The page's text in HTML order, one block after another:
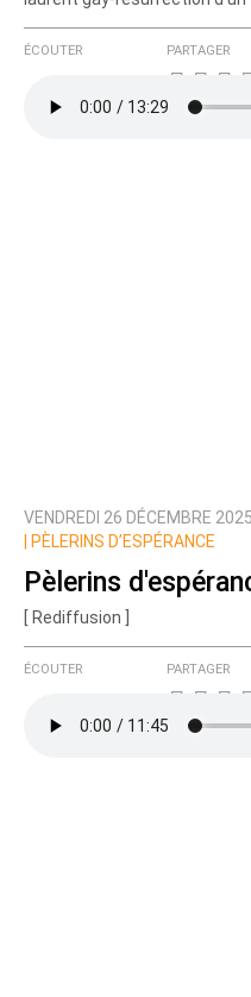
Courriel (non publié)
Ajoutez votre
Prévenez-moi de tous
ÉCOUTER PARTAGER
VENDREDI 26 DÉCEMBRE 2025
PÈLERINS D’ESPÉRANCE
Pèlerins
[ Rediffusion ]
ÉCOUTER PARTAGER